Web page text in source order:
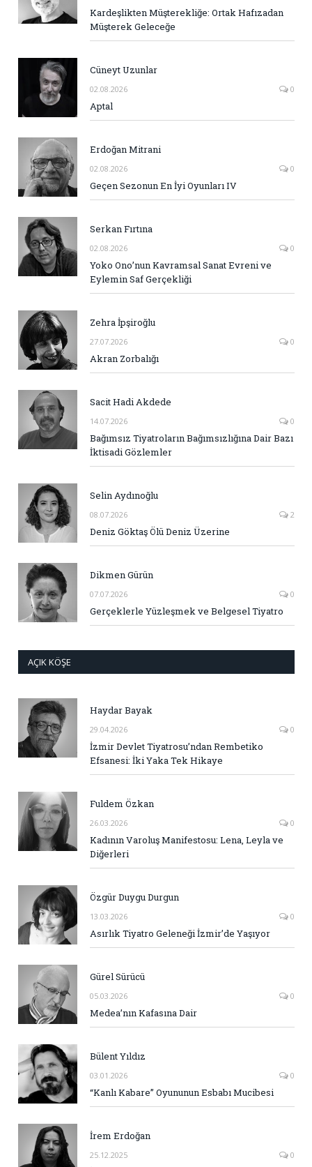
Kardeşlikten Müşterekliğe: Ortak Hafızadan
Müşterek Geleceğe
Cüneyt Uzunlar
02.08.2026 0
Aptal
Erdoğan Mitrani
02.08.2026 0
Geçen Sezonun En İyi Oyunları IV
Serkan Fırtına
02.08.2026 0
Yoko Ono’nun Kavramsal Sanat Evreni ve
Eylemin Saf Gerçekliği
Zehra İpşiroğlu
27.07.2026 0
Akran Zorbalığı
Sacit Hadi Akdede
14.07.2026 0
Bağımsız Tiyatroların Bağımsızlığına Dair Bazı
İktisadi Gözlemler
Selin Aydınoğlu
08.07.2026 2
Deniz Göktaş Ölü Deniz Üzerine
Dikmen Gürün
07.07.2026 0
Gerçeklerle Yüzleşmek ve Belgesel Tiyatro
AÇIK KÖŞE
Haydar Bayak
29.04.2026 0
İzmir Devlet Tiyatrosu’ndan Rembetiko
Efsanesi: İki Yaka Tek Hikaye
Fuldem Özkan
26.03.2026 0
Kadının Varoluş Manifestosu: Lena, Leyla ve
Diğerleri
Özgür Duygu Durgun
13.03.2026 0
Asırlık Tiyatro Geleneği İzmir’de Yaşıyor
Gürel Sürücü
05.03.2026 0
Medea’nın Kafasına Dair
Bülent Yıldız
03.01.2026 0
“Kanlı Kabare” Oyununun Esbabı Mucibesi
İrem Erdoğan
25.12.2025 0